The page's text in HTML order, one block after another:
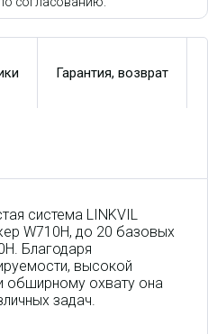
Гарантия, возврат
система LINKVIL
W710H, до 20 базовых
Благодаря
высокой
обширному охвату она
задач.